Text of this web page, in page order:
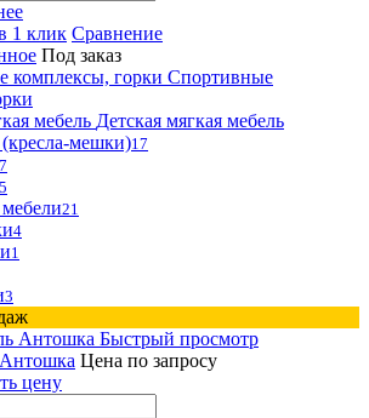
1 клик Сравнение
Под заказ
Спортивные
Детская мягкая мебель
мешки)17
7
21
4
1
3
Быстрый просмотр
Цена по запросу
цену